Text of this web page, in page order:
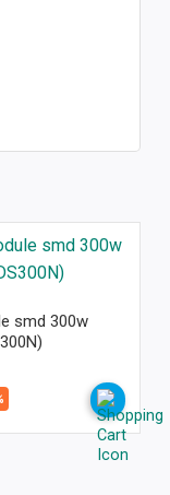
smd 300w